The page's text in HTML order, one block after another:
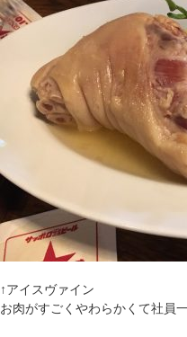
↑アイスヴァイン
お肉がすごくやわらかくて社員